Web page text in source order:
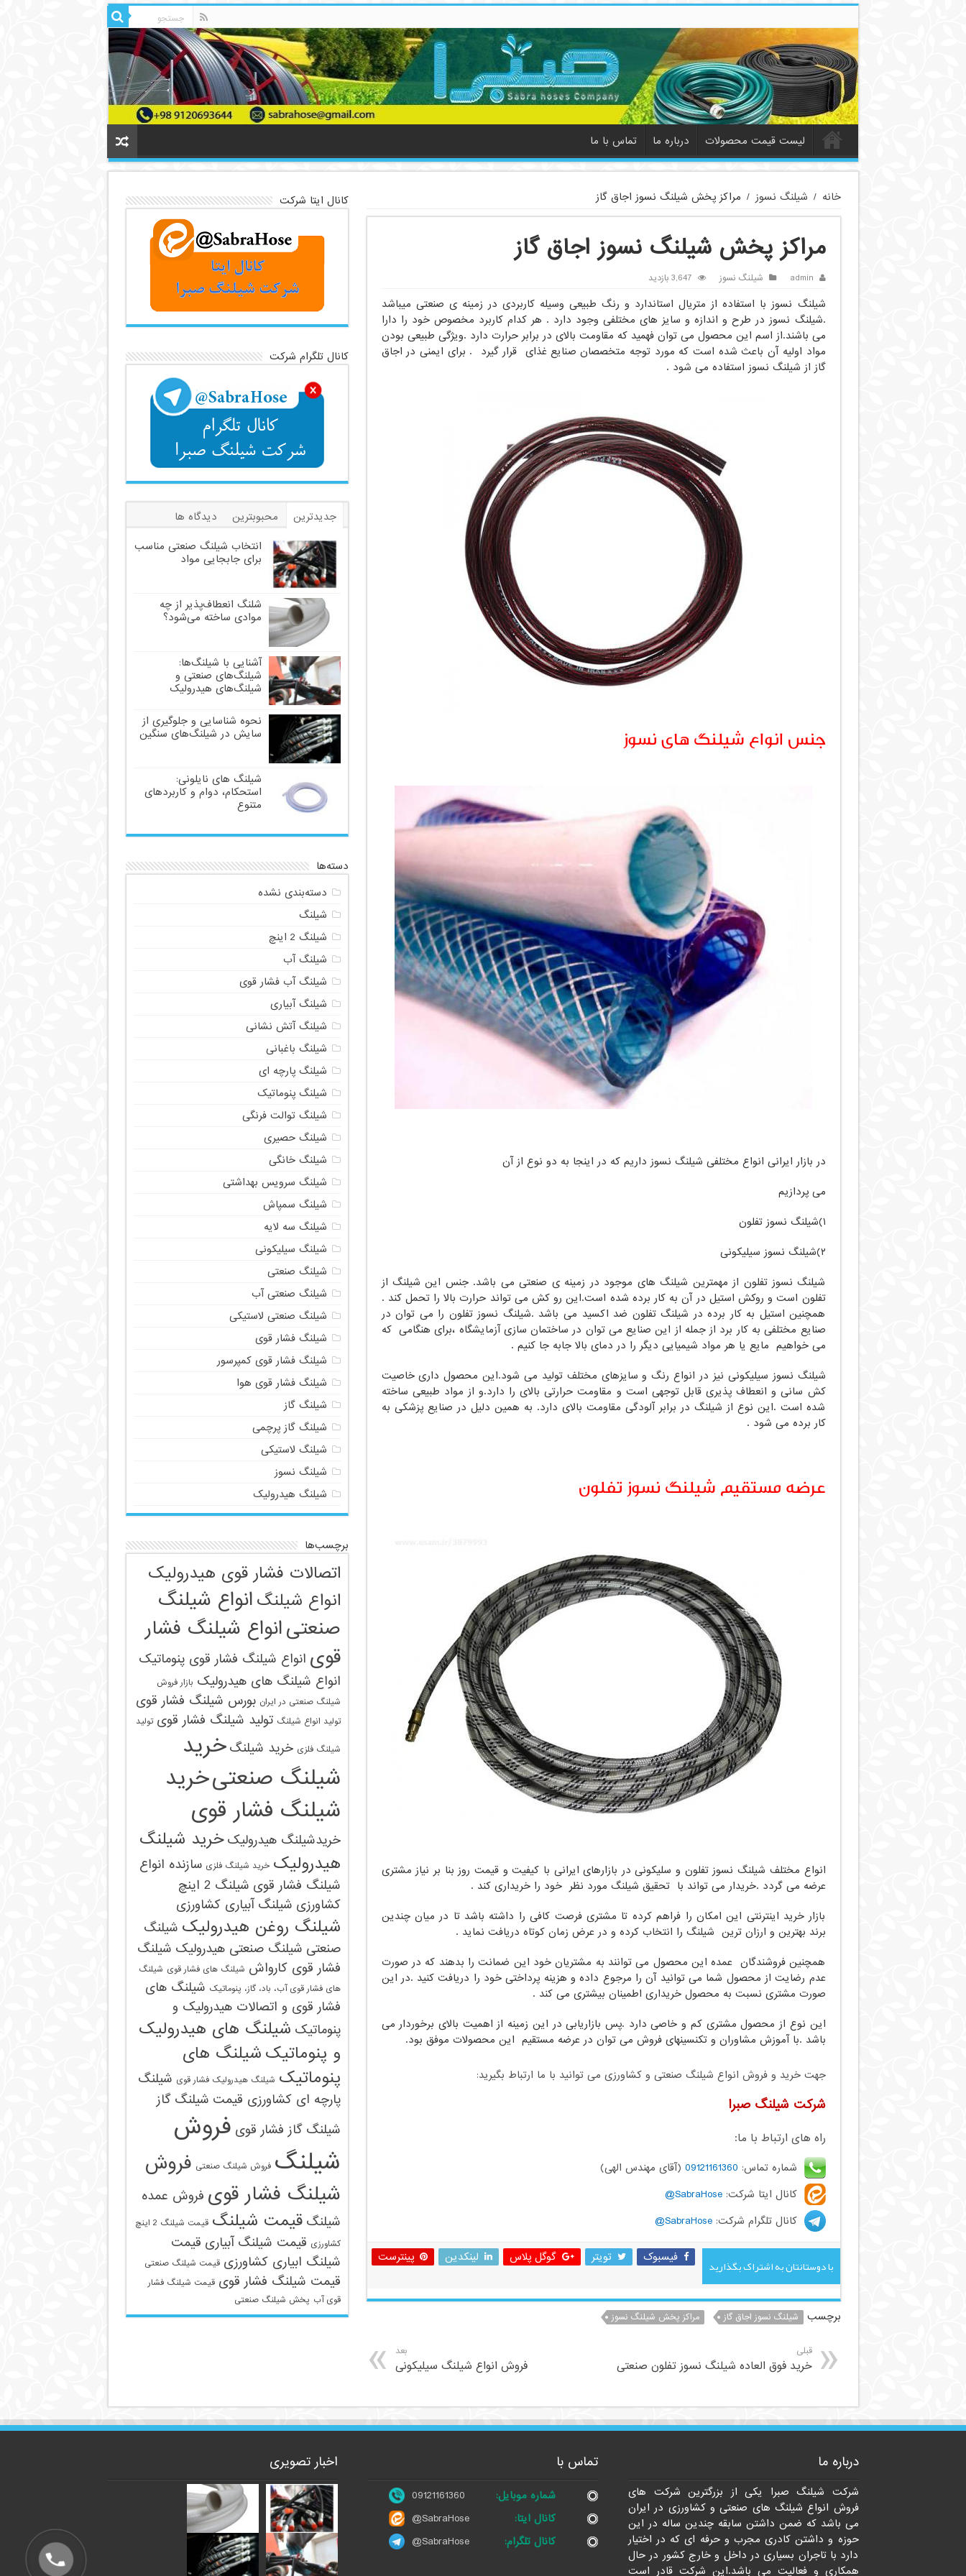
لیست قیمت محصولات درباره ما تماس با ما
خانه / شیلنگ نسوز / مراکز پخش شیلنگ نسوز اجاق گاز
مراکز پخش شیلنگ نسوز اجاق گاز
admin شیلنگ نسوز 3,647 بازدید
شیلنگ نسوز با استفاده از متریال استاندارد و رنگ طبیعی وسیله کاربردی در زمینه ی صنعتی میباشد
.شیلنگ نسوز در طرح و اندازه و سایز های مختلفی وجود دارد . هر کدام کاربرد مخصوص خود را دارا
می باشند.از اسم این محصول می توان فهمید که مقاومت بالای در برابر حرارت دارد .ویژگی طبیعی بودن
مواد اولیه آن باعث شده است که مورد توجه متخصصان صنایع غذای قرار گیرد . برای ایمنی در اجاق
گاز از شیلنگ نسوز استفاده می شود .
جنس انواع شیلنگ های نسوز
در بازار ایرانی انواع مختلفی شیلنگ نسوز داریم که در اینجا به دو نوع از آن
می پردازیم
۱)شیلنگ نسوز تفلون
۲)شیلنگ نسوز سیلیکونی
شیلنگ نسوز تفلون از مهمترین شیلنگ های موجود در زمینه ی صنعتی می باشد. جنس این شیلنگ از
تفلون است و روکش استیل در آن به کار برده شده است.این رو کش می تواند حرارت بالا را تحمل کند .
همچنین استیل به کار برده در شیلنگ تفلون ضد اکسید می باشد .شیلنگ نسوز تفلون را می توان در
صنایع مختلفی به کار برد از جمله از این صنایع می توان در ساختمان سازی آزمایشگاه ،برای هنگامی که
می خواهیم مایع یا هر مواد شیمیایی دیگر را در دمای بالا جابه جا کنیم .
شیلنگ نسوز سیلیکونی نیز در انواع رنگ و سایزهای مختلف تولید می شود.این محصول داری خاصیت
کش سانی و انعطاف پذیری قابل توجهی است و مقاومت حرارتی بالای را دارد.و از مواد طبیعی ساخته
شده است .این نوع از شیلنگ در برابر آلودگی مقاومت بالای دارد. به همین دلیل در صنایع پزشکی به
کار برده می شود .
عرضه مستقیم شیلنگ نسوز تفلون
انواع مختلف شیلنگ نسوز تفلون و سلیکونی در بازارهای ایرانی با کیفیت و قیمت روز بنا بر نیاز مشتری
عرضه می گردد .خریدار می تواند با تحقیق شیلنگ مورد نظر خود را خریداری کند .
بازار خرید اینترنتی این امکان را فراهم کرده تا مشتری فرصت کافی را داشته باشد تا در میان چندین
برند بهترین و ارزان ترین شیلنگ را انتخاب کرده و در عرض زمان کوتاه دریافت نماید .
همچنین فروشندگان عمده این محصول می توانند به مشتریان خود این ضمانت را بدهند که در صورت
عدم رضایت از محصول شما می توانید آن را مرجوع داده و هزینه پرداختی خود را دریافت کنید .در این
صورت مشتری نسبت به محصول خریداری اطمینان بیشتری می کند .
این نوع از محصول مشتری کم و خاصی دارد .پس بازاریابی در این زمینه از اهمیت بالای برخوردار می
باشد .با آموزش مشاوران و تکنسینهای فروش می توان در عرضه مستقیم این محصولات موفق بود.
جهت خرید و فروش انواع شیلنگ صنعتی و کشاورزی می توانید با ما ارتباط بگیرید:
شرکت شیلنگ صبرا
راه های ارتباط با ما:
شماره تماس: 09121161360 (آقای مهندس الهی)
کانال ایتا شرکت:SabraHose@
کانال تلگرام شرکت:SabraHose@
با دوستانتان به اشتراک بگذارید فیسبوک تویتر گوگل پلاس لینکدین پینترست
برچسب شیلنگ نسوز اجاق گاز مراکز پخش شیلنگ نسوز
قبلی
خرید فوق العاده شیلنگ نسوز تفلون صنعتی
بعد
فروش انواع شیلنگ سیلیکونی
کانال ایتا شرکت
کانال تلگرام شرکت
جدیدترین محبوبترین
دیدگاه ها
برچسب
انتخاب شیلنگ صنعتی مناسب
برای جابجایی مواد
شلنگ انعطاف‌پذیر از چه
موادی ساخته می‌شود؟
آشنایی با شیلنگ‌ها:
شیلنگ‌های صنعتی و
شیلنگ‌های هیدرولیک
نحوه شناسایی و جلوگیری از
سایش در شیلنگ‌های سنگین
شیلنگ های نایلونی:
استحکام، دوام و کاربردهای
متنوع
دسته‌ها
دسته‌بندی نشده
شیلنگ
شیلنگ 2 اینچ
شیلنگ آب
شیلنگ آب فشار قوی
شیلنگ آبیاری
شیلنگ آتش نشانی
شیلنگ باغبانی
شیلنگ پارچه ای
شیلنگ پنوماتیک
شیلنگ توالت فرنگی
شیلنگ حصیری
شیلنگ خانگی
شیلنگ سرویس بهداشتی
شیلنگ سمپاش
شیلنگ سه لایه
شیلنگ سیلیکونی
شیلنگ صنعتی
شیلنگ صنعتی آب
شیلنگ صنعتی لاستیکی
شیلنگ فشار قوی
شیلنگ فشار قوی کمپرسور
شیلنگ فشار قوی هوا
شیلنگ گاز
شیلنگ گاز پرچمی
شیلنگ لاستیکی
شیلنگ نسوز
شیلنگ هیدرولیک
برچسب‌ها
اتصالات فشار قوی هیدرولیک
انواع شیلنگ انواع شیلنگ
صنعتیانواع شیلنگ فشار
قوی انواع شیلنگ فشار قوی پنوماتیک
انواع شیلنگ های هیدرولیک بازار فروش
شیلنگ صنعتی در ایران بورس شیلنگ فشار قوی
تولید انواع شیلنگ تولید شیلنگ فشار قوی تولید
شیلنگ‌ فلزی خرید شیلنگ خرید
شیلنگ صنعتیخرید
شیلنگ فشار قوی
خریدشیلنگ هیدرولیک خرید شیلنگ
هیدرولیک خرید شیلنگ‌ فلزی سازنده انواع
شیلنگ فشار قوی
شیلنگ 2 اینچ
کشاورزی شیلنگ آبیاری کشاورزی
شیلنگ روغن هیدرولیک شیلنگ
صنعتی شیلنگ صنعتی هیدرولیک شیلنگ
فشار قوی کارواش شیلنگ های فشار قوی شیلنگ
های فشار قوی آب، باد، گاز، پنوماتیک شیلنگ های
فشار قوی و اتصالات هیدرولیک و
پنوماتیک شیلنگ های هیدرولیک
و پنوماتیک شیلنگ های
پنوماتیک شیلنگ هیدرولیک فشار قوی شیلنگ
پارچه ای کشاورزی قیمت شیلنگ گاز
شیلنگ گاز فشار قوی فروش
شیلنگ فروش شیلنگ صنعتی فروش
شیلنگ فشار قوی فروش عمده
شیلنگ قیمت شیلنگ
قیمت شیلنگ 2 اینچ
کشاورزی قیمت شیلنگ آبیاری قیمت
شیلنگ ابیاری کشاورزی قیمت شیلنگ صنعتی
قیمت شیلنگ فشار قوی قیمت شیلنگ فشار
قوی آب پخش شیلنگ صنعتی
درباره ما
شرکت شیلنگ صبرا یکی از بزرگترین شرکت های
فروش انواع شیلنگ های صنعتی و کشاورزی در ایران
می باشد که ضمن داشتن سابقه چندین ساله در این
حوزه و داشتن کادری مجرب و حرفه ای که در اختیار
دارد با تاجران بسیاری در داخل و خارج کشور در حال
همکاری و فعالیت می باشد.این شرکت قادر است
تماس با
شماره موبایل:
09121161360
کانال ایتا:
@SabraHose
کانال تلگرام:
@SabraHose
اخبار تصویری